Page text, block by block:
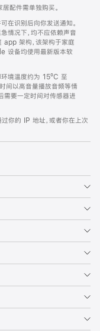
配件需单独购买。
在识别后向你发送通知。
情况下，均不应依赖声音
app 架构，该架构于家庭
设备均使用最新版本软
环境温度约为 15ºC 至
间以高音量播放音频等情
需要一定时间对传感器进
你的 IP 地址，或者你在上次